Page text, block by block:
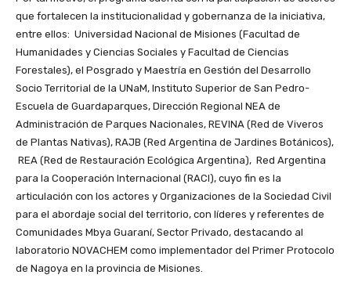
que fortalecen la institucionalidad y gobernanza de la iniciativa,
entre ellos: Universidad Nacional de Misiones (Facultad de
Humanidades y Ciencias Sociales y Facultad de Ciencias
Forestales), el Posgrado y Maestría en Gestión del Desarrollo
Socio Territorial de la UNaM, Instituto Superior de San Pedro-
Escuela de Guardaparques, Dirección Regional NEA de
Administración de Parques Nacionales, REVINA (Red de Viveros
de Plantas Nativas), RAJB (Red Argentina de Jardines Botánicos),
REA (Red de Restauración Ecológica Argentina), Red Argentina
para la Cooperación Internacional (RACI), cuyo fin es la
articulación con los actores y Organizaciones de la Sociedad Civil
para el abordaje social del territorio, con líderes y referentes de
Comunidades Mbya Guaraní, Sector Privado, destacando al
laboratorio NOVACHEM como implementador del Primer Protocolo
de Nagoya en la provincia de Misiones.